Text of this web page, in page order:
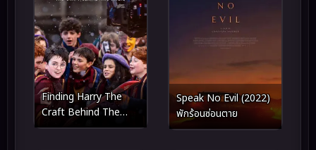
Finding Harry The
Craft Behind The
Magic (2026) ตามหา
Speak No Evil (2022)
พักร้อนซ่อนตาย